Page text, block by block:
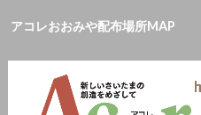
アコレおおみや配布場所MAP